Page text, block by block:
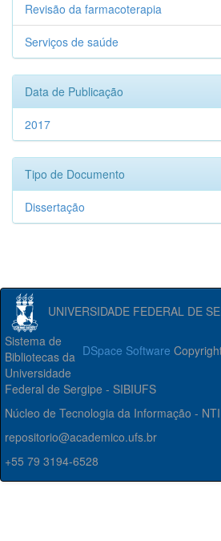
Revisão da farmacoterapia
Serviços de saúde
Data de Publicação
2017
Tipo de Documento
Dissertação
UNIVERSIDADE FEDERAL DE
DSpace Software
Sistema de
Bibliotecas da
Universidade
Federal de Sergipe - SIBIUFS
Núcleo de Tecnologia da Informação - NTI
repositorio@academico.ufs.br
+55 79 3194-6528